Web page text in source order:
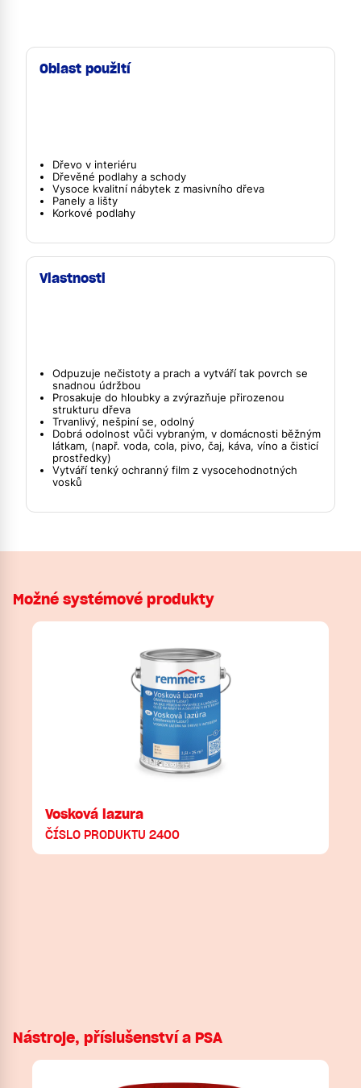
Oblast použití
Dřevo v interiéru
Dřevěné podlahy a schody
Vysoce kvalitní nábytek z masivního dřeva
Panely a lišty
Korkové podlahy
Vlastnosti
Odpuzuje nečistoty a prach a vytváří tak povrch se
snadnou údržbou
Prosakuje do hloubky a zvýrazňuje přirozenou
strukturu dřeva
Trvanlivý, nešpiní se, odolný
Dobrá odolnost vůči vybraným, v domácnosti běžným
látkam, (např. voda, cola, pivo, čaj, káva, víno a čisticí
prostředky)
Vytváří tenký ochranný film z vysocehodnotných
vosků
Možné systémové produkty
Vosková lazura
ČÍSLO PRODUKTU 2400
Nástroje, příslušenství a PSA